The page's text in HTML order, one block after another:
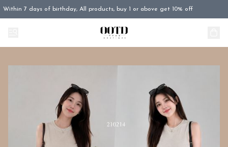
Within 7 days of birthday, All products, buy 1 or above get 10% off